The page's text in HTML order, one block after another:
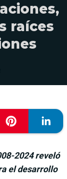
raíces
2024 reveló
el desarrollo